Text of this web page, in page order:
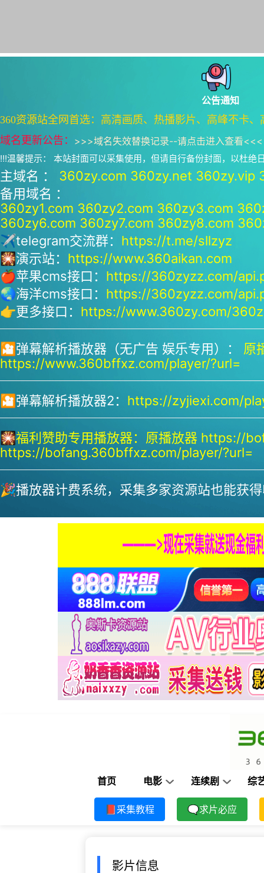
公告通知
360资源站全网首选：高清画质、热播影片、高峰不卡
域名更新公告： >>>域名失效替换记录--请点击进入查看<<<
!!!温馨提示： 本站封面可以采集使用，但请自行备份封面，以杜绝
主域名 ： 360zy.com 360zy.net 360zy.vip
备用域名 ：
360zy1.com 360zy2.com 360zy3.com
360zy6.com 360zy7.com 360zy8.com
✈telegram交流群： https://t.me/sllzyz
🎇演示站： https://www.360aikan.com
🍎苹果cms接口： https://360zyzz.com/
🌏海洋cms接口： https://360zyzz.com/
👉更多接口： https://www.360zy.com/
🎦弹幕解析播放器（无广告 娱乐专用）： 原
https://www.360bffxz.com/player/?url=
🎦弹幕解析播放器2： https://zyjiexi.com/
🎇福利赞助专用播放器： 原播放器 https://
https://bofang.360bffxz.com/player/?url=
🎉播放器计费系统，采集多家资源站也能获
首页 电影 连续剧 综
📕采集教程 🗨求片必应
影片信息